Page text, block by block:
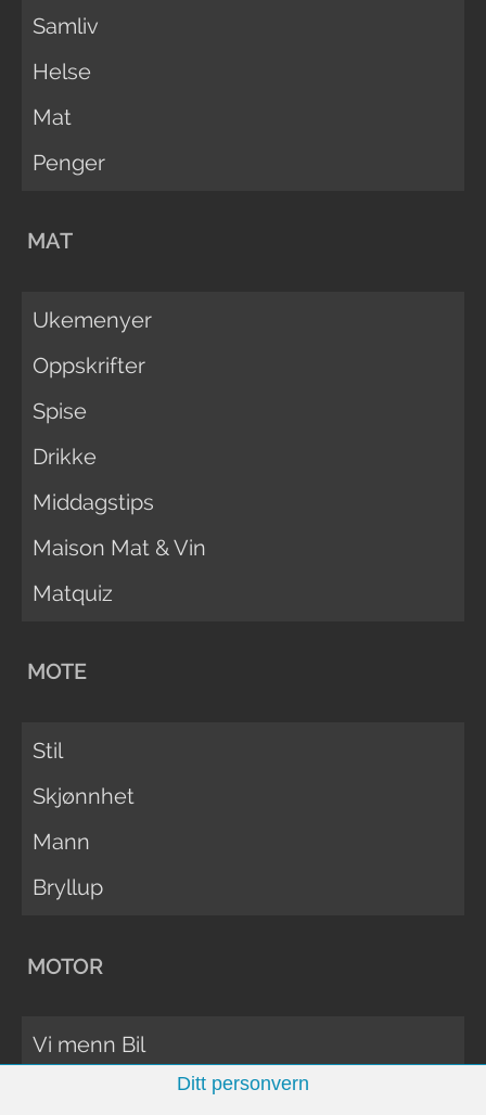
Samliv
Helse
Mat
Penger
MAT
Ukemenyer
Oppskrifter
Spise
Drikke
Middagstips
Maison Mat & Vin
Matquiz
MOTE
Stil
Skjønnhet
Mann
Bryllup
MOTOR
Vi menn Bil
Ditt personvern